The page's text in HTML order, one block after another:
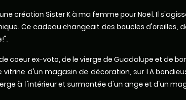
création Sister K à ma femme pour Noël. Il
Ce cadeau changeait des boucles d'oreilles,
coeur ex-voto, de le vierge de Guadalupe et de
d'un magasin de décoration, sur LA
à l'intérieur et surmontée d'un ange et d'un